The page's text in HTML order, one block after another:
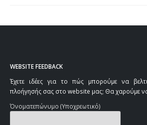
WEBSITE FEEDBACK
Έχετε ιδέες για το πώς μπορούμε να
πλοήγησής σας στο website μας; Θα χαρούμε
Όνοματεπώνυμο (Υποχρεωτικό)